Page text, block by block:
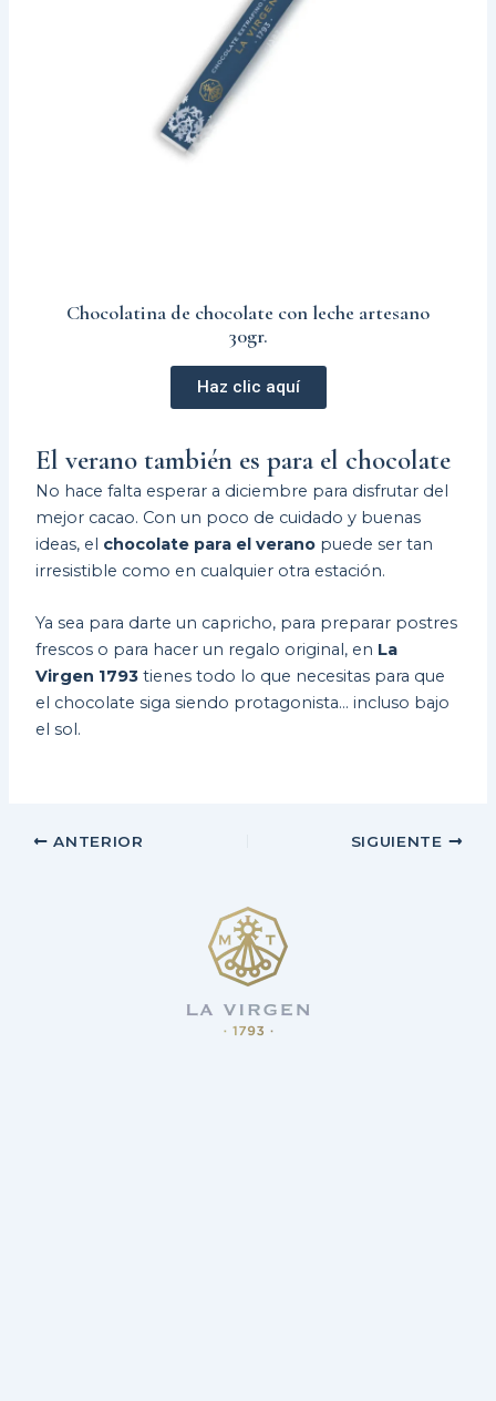
Chocolatina de chocolate con leche artesano
30gr.
Haz clic aquí
El verano también es para el chocolate
No hace falta esperar a diciembre para disfrutar del
mejor cacao. Con un poco de cuidado y buenas
ideas, el chocolate para el verano puede ser tan
irresistible como en cualquier otra estación.
Ya sea para darte un capricho, para preparar postres
frescos o para hacer un regalo original, en La
Virgen 1793 tienes todo lo que necesitas para que
el chocolate siga siendo protagonista… incluso bajo
el sol.
ANTERIOR SIGUIENTE